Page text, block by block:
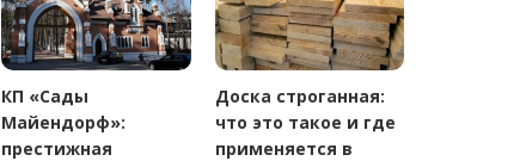
КП «Сады
Майендорф»:
престижная
Доска строганная:
что это такое и где
применяется в